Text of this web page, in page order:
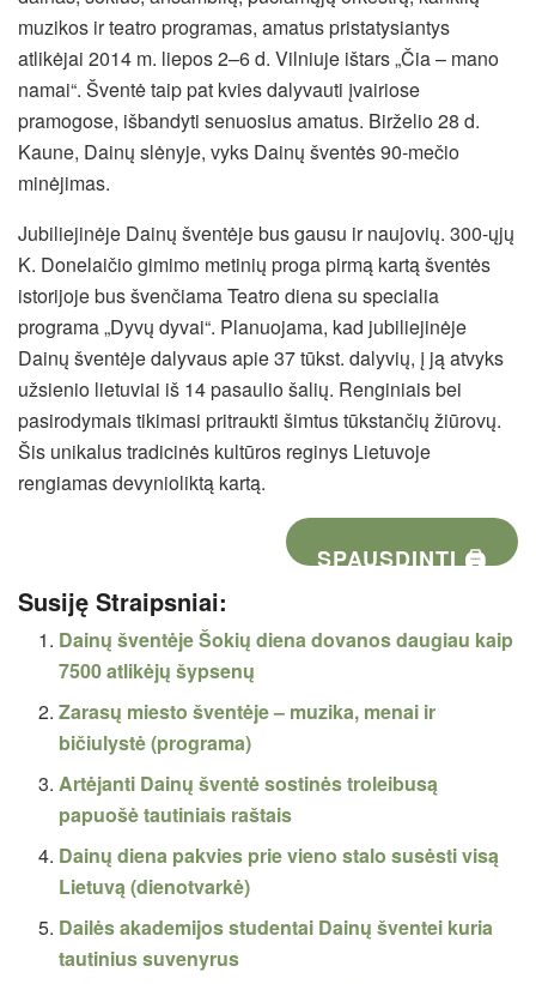
muzikos ir teatro programas, amatus pristatysiantys
atlikėjai 2014 m. liepos 2–6 d. Vilniuje ištars „Čia – mano
namai“. Šventė taip pat kvies dalyvauti įvairiose
pramogose, išbandyti senuosius amatus. Birželio 28 d.
Kaune, Dainų slėnyje, vyks Dainų šventės 90-mečio
minėjimas.
Jubiliejinėje Dainų šventėje bus gausu ir naujovių. 300-ųjų
K. Donelaičio gimimo metinių proga pirmą kartą šventės
istorijoje bus švenčiama Teatro diena su specialia
programa „Dyvų dyvai“. Planuojama, kad jubiliejinėje
Dainų šventėje dalyvaus apie 37 tūkst. dalyvių, į ją atvyks
užsienio lietuviai iš 14 pasaulio šalių. Renginiais bei
pasirodymais tikimasi pritraukti šimtus tūkstančių žiūrovų.
Šis unikalus tradicinės kultūros reginys Lietuvoje
rengiamas devynioliktą kartą.
SPAUSDINTI 🖨
Susiję Straipsniai:
Dainų šventėje Šokių diena dovanos daugiau kaip
7500 atlikėjų šypsenų
Zarasų miesto šventėje – muzika, menai ir
bičiulystė (programa)
Artėjanti Dainų šventė sostinės troleibusą
papuošė tautiniais raštais
Dainų diena pakvies prie vieno stalo susėsti visą
Lietuvą (dienotvarkė)
Dailės akademijos studentai Dainų šventei kuria
tautinius suvenyrus